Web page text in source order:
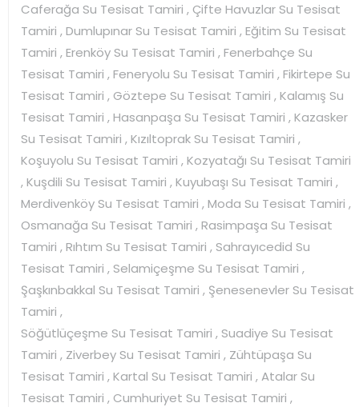
Caferağa Su Tesisat Tamiri , Çifte Havuzlar Su Tesisat
Tamiri , Dumlupınar Su Tesisat Tamiri , Eğitim Su Tesisat
Tamiri , Erenköy Su Tesisat Tamiri , Fenerbahçe Su
Tesisat Tamiri , Feneryolu Su Tesisat Tamiri , Fikirtepe Su
Tesisat Tamiri , Göztepe Su Tesisat Tamiri , Kalamış Su
Tesisat Tamiri , Hasanpaşa Su Tesisat Tamiri , Kazasker
Su Tesisat Tamiri , Kızıltoprak Su Tesisat Tamiri ,
Koşuyolu Su Tesisat Tamiri , Kozyatağı Su Tesisat Tamiri
, Kuşdili Su Tesisat Tamiri , Kuyubaşı Su Tesisat Tamiri ,
Merdivenköy Su Tesisat Tamiri , Moda Su Tesisat Tamiri ,
Osmanağa Su Tesisat Tamiri , Rasimpaşa Su Tesisat
Tamiri , Rıhtım Su Tesisat Tamiri , Sahrayıcedid Su
Tesisat Tamiri , Selamiçeşme Su Tesisat Tamiri ,
Şaşkınbakkal Su Tesisat Tamiri , Şenesenevler Su Tesisat
Tamiri ,
Söğütlüçeşme Su Tesisat Tamiri , Suadiye Su Tesisat
Tamiri , Ziverbey Su Tesisat Tamiri , Zühtüpaşa Su
Tesisat Tamiri , Kartal Su Tesisat Tamiri , Atalar Su
Tesisat Tamiri , Cumhuriyet Su Tesisat Tamiri ,